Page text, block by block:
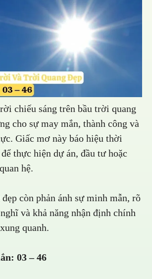
chiếu sáng trên bầu trời quang
cho sự may mắn, thành công và
Giấc mơ này báo hiệu thời
thực hiện dự án, đầu tư hoặc
hệ.
còn phản ánh sự minh mẫn, rõ
và khả năng nhận định chính
quanh.
03 – 46